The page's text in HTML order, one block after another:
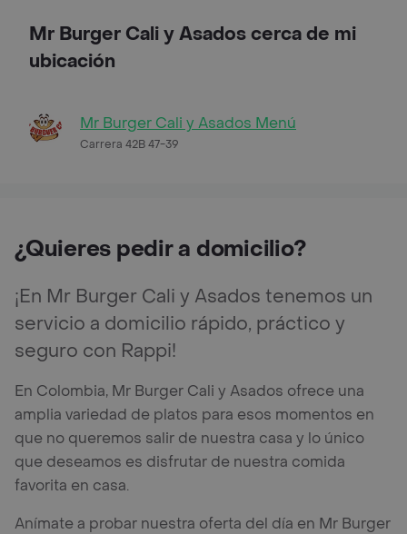
Mr Burger Cali y Asados cerca de mi
ubicación
Mr Burger Cali y Asados Menú
Carrera 42B 47-39
¿Quieres pedir a domicilio?
¡En Mr Burger Cali y Asados tenemos un
servicio a domicilio rápido, práctico y
seguro con Rappi!
En Colombia, Mr Burger Cali y Asados ofrece una
amplia variedad de platos para esos momentos en
que no queremos salir de nuestra casa y lo único
que deseamos es disfrutar de nuestra comida
favorita en casa.
Anímate a probar nuestra oferta del día en Mr Burger